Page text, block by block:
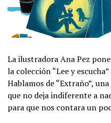
La ilustradora Ana Pez
la colección “Lee y
Hablamos de “Extraño”,
que no deja indiferente a
para que nos contara un